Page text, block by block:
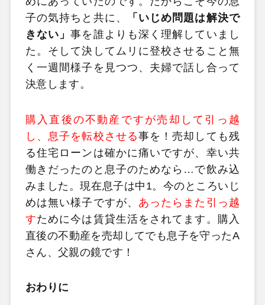
子の気持ちと共に、
「いじめ問題は解決で
きない」事を誰よりも深く理解していまし
た。そして決してムリに登校させること無
く一週間様子を見つつ、夫婦で話し合って
決意します。
購入直後の不動産ですが売却して引っ越
し、息子を転校させる事を！売却しても残
る住宅ローンは確かに痛いですが、幸い共
働きだったのと息子のためなら…で飲み込
みました。現在息子は中1。今のところいじ
めは無い様子ですが、 あったらまた引っ越
すために今は賃貸生活をされてます。購入
直後の不動産を売却してでも息子を守ったA
さん、父親の鏡です！
おわりに